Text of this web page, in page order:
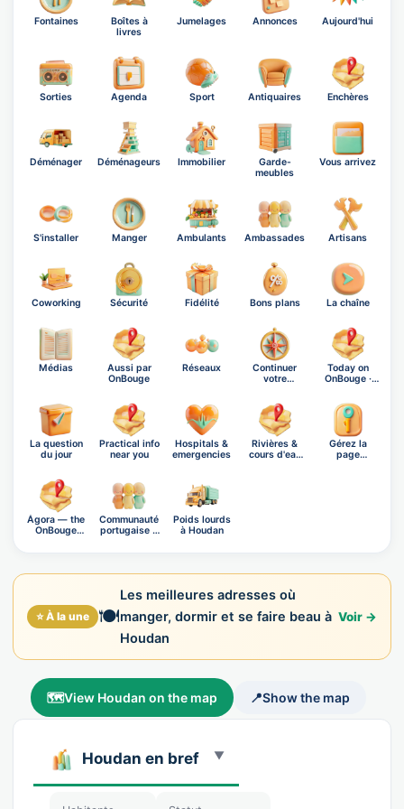
Fontaines
Boîtes à
livres
Jumelages Annonces Aujourd'hui
Sorties Agenda Sport Antiquaires Enchères
Déménager Déménageurs Immobilier
Garde-
meubles
Vous arrivez
S'installer Manger Ambulants Ambassades Artisans
Coworking Sécurité Fidélité Bons plans La chaîne
Médias
Aussi par
OnBouge
Réseaux
Continuer
votre
Today on
OnBouge ·
La question
du jour
Practical info
near you
Hospitals &
emergencies
Rivières &
cours d'eau
Gérez la
page
Ágora — the
OnBouge
Communauté
portugaise à
Poids lourds
à Houdan
⭐ À la une 🍽️
Les meilleures adresses où
manger, dormir et se faire beau à
Houdan
Voir →
🗺️View Houdan on the map 📍Show the map
Houdan en bref